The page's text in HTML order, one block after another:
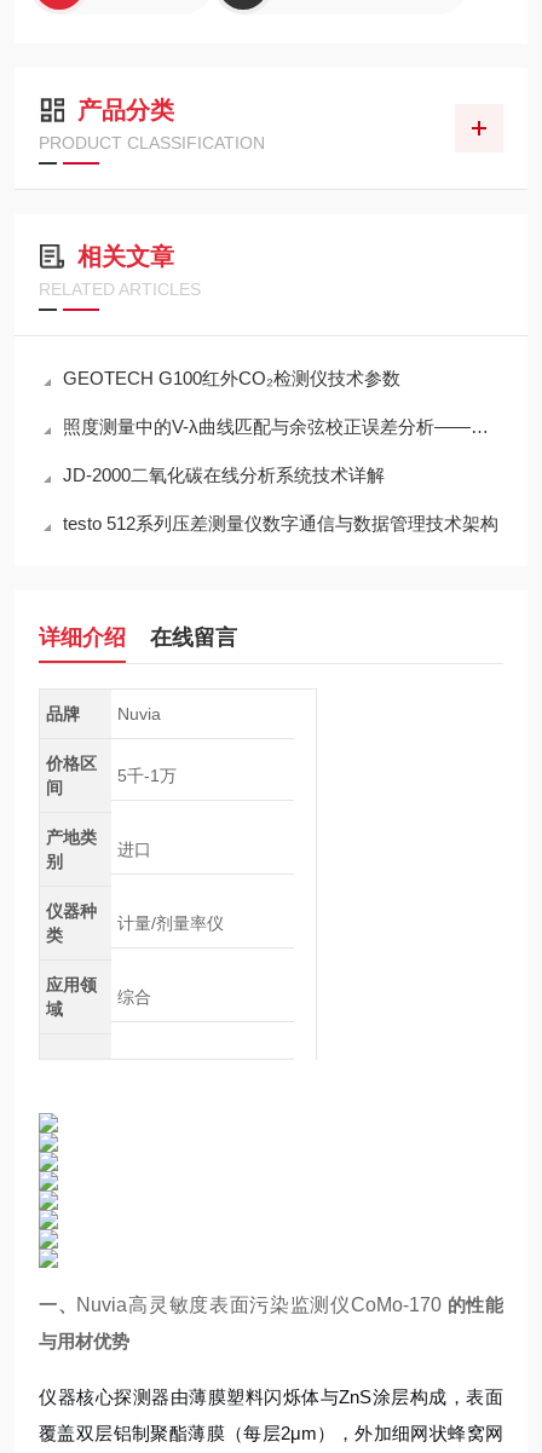
产品分类
PRODUCT CLASSIFICATION
相关文章
RELATED ARTICLES
GEOTECH G100红外CO₂检测仪技术参数
照度测量中的V-λ曲线匹配与余弦校正误差分析——以硅光电二极管照度计为例
JD-2000二氧化碳在线分析系统技术详解
testo 512系列压差测量仪数字通信与数据管理技术架构
详细介绍 在线留言
品牌 Nuvia
价格区
间
5千-1万
产地类
别
进口
仪器种
类
计量/剂量率仪
应用领
域
综合
一、 Nuvia高灵敏度表面污染监测仪CoMo-170的性能
与用材优势
仪器核心探测器由薄膜塑料闪烁体与ZnS涂层构成，表面
覆盖双层铝制聚酯薄膜（每层2μm），外加细网状蜂窝网